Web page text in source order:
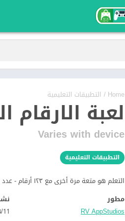
Home
/ التطبيقات التعليمية
لعبة الارقام
Varies with device
التطبيقات التعليمية
التعلم هو متعة مرة أخرى مع ١٢٣ أرقام - عدد وللبحث عن المفقودين، التطبيق أفضل أرقام تعليمي للأطفال!
مطور
RV AppStudios‏
11‏/04‏/2017